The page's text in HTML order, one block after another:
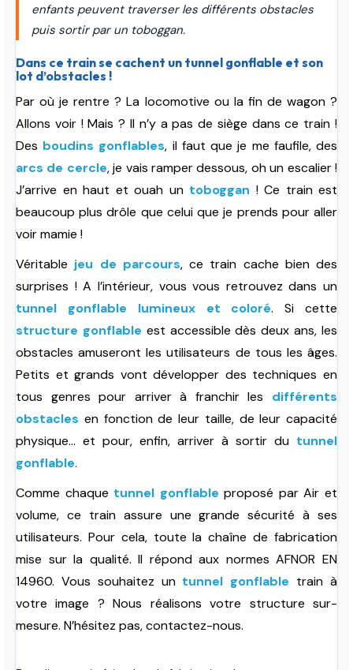
enfants peuvent traverser les différents obstacles
puis sortir par un toboggan.
Dans ce train se cachent un tunnel gonflable et son
lot d’obstacles !
Par où je rentre ? La locomotive ou la fin de wagon ?
Allons voir ! Mais ? Il n’y a pas de siège dans ce train !
Des boudins gonflables, il faut que je me faufile, des
arcs de cercle, je vais ramper dessous, oh un escalier !
J’arrive en haut et ouah un toboggan ! Ce train est
beaucoup plus drôle que celui que je prends pour aller
voir mamie !
Véritable jeu de parcours, ce train cache bien des
surprises ! A l’intérieur, vous vous retrouvez dans un
tunnel gonflable lumineux et coloré. Si cette
structure gonflable est accessible dès deux ans, les
obstacles amuseront les utilisateurs de tous les âges.
Petits et grands vont développer des techniques en
tous genres pour arriver à franchir les
différents
obstacles en fonction de leur taille, de leur capacité
physique… et pour, enfin, arriver à sortir du tunnel
gonflable.
Comme chaque tunnel gonflable proposé par Air et
volume, ce train assure une grande sécurité à ses
utilisateurs. Pour cela, toute la chaîne de fabrication
mise sur la qualité. Il répond aux normes AFNOR EN
14960. Vous souhaitez un tunnel gonflable train à
votre image ? Nous réalisons votre structure sur-
mesure. N’hésitez pas, contactez-nous.